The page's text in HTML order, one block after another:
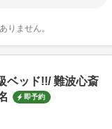
りません。
ベッド!!/ 難波心斎
即予約